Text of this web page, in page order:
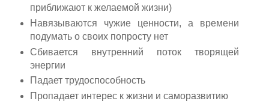
приближают к желаемой жизни)
Навязываются чужие ценности, а времени
подумать о своих попросту нет
Сбивается внутренний поток творящей
энергии
Падает трудоспособность
Пропадает интерес к жизни и саморазвитию